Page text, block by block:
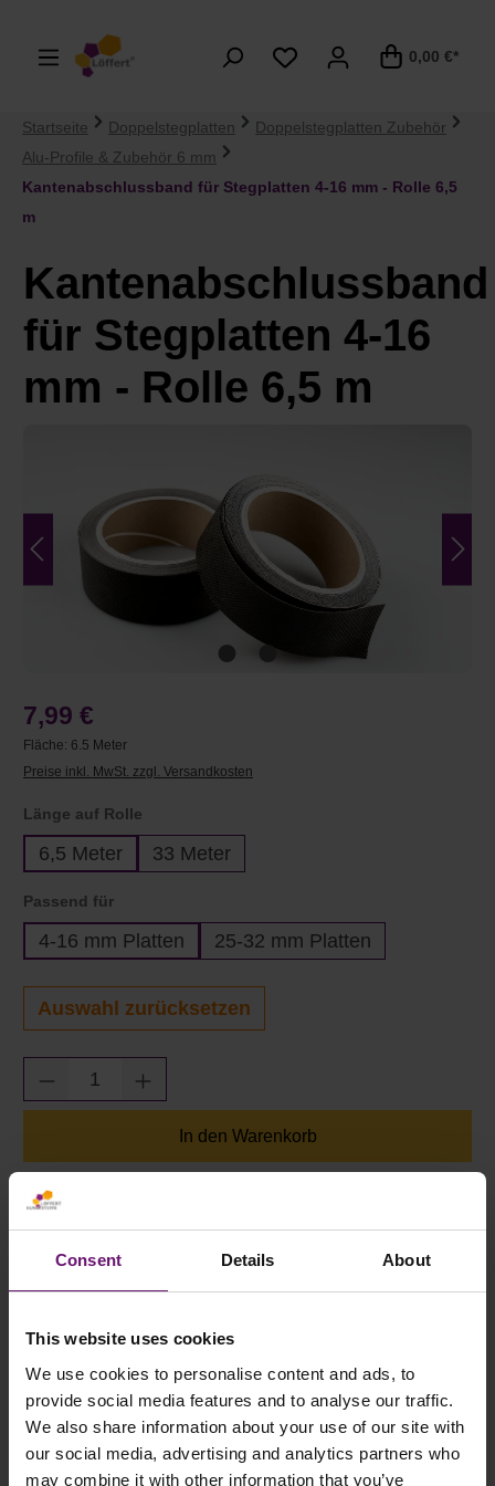
Consent Details About
This website uses cookies
We use cookies to personalise content and ads, to
provide social media features and to analyse our traffic.
We also share information about your use of our site with
our social media, advertising and analytics partners who
may combine it with other information that you’ve
0,00 €*
Startseite Doppelstegplatten
Doppelstegplatten Zubehör
Alu-Profile & Zubehör 6 mm
Kantenabschlussband für Stegplatten 4-16 mm - Rolle 6,5
m
Kantenabschlussband
für Stegplatten 4-16
mm - Rolle 6,5 m
7,99 €
Fläche: 6.5 Meter
Preise inkl. MwSt. zzgl. Versandkosten
Länge auf Rolle
6,5 Meter 33 Meter
Passend fürauswählen
4-16 mm Platten 25-32 mm Platten
Auswahl zurücksetzen
Produkt Anzahl: Gib den gewünschten
In den Warenkorb
Zum Merkzettel hinzufügen Art.Nr.: 3315A16
BESCHREIBUNG
ANTIDUST KLEBEBAND ZUM ABKLEBEN
BEIDER STIRNSEITEN DER